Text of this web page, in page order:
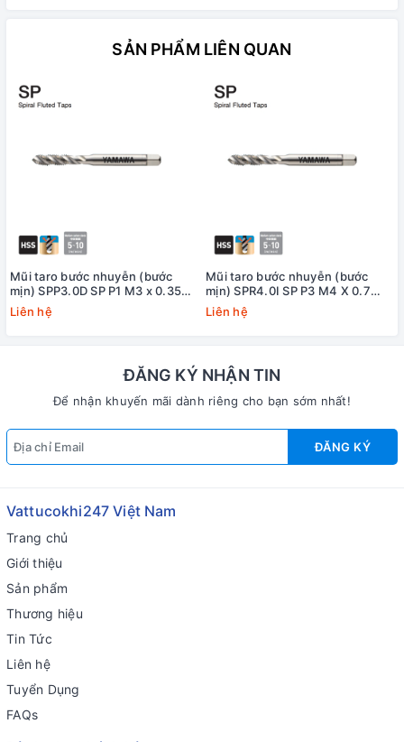
SẢN PHẨM LIÊN QUAN
Mũi taro bước nhuyễn (bước
mịn) SPP3.0D SP P1 M3 x 0.35
Yamawa
Liên hệ
Mũi taro bước nhuyễn (bước
mịn) SPR4.0I SP P3 M4 X 0.7
+20 Yamawa (dung sai lớn)
Liên hệ
ĐĂNG KÝ NHẬN TIN
Để nhận khuyến mãi dành riêng cho bạn sớm nhất!
ĐĂNG KÝ
Vattucokhi247 Việt Nam
Trang chủ
Giới thiệu
Sản phẩm
Thương hiệu
Tin Tức
Liên hệ
Tuyển Dụng
FAQs